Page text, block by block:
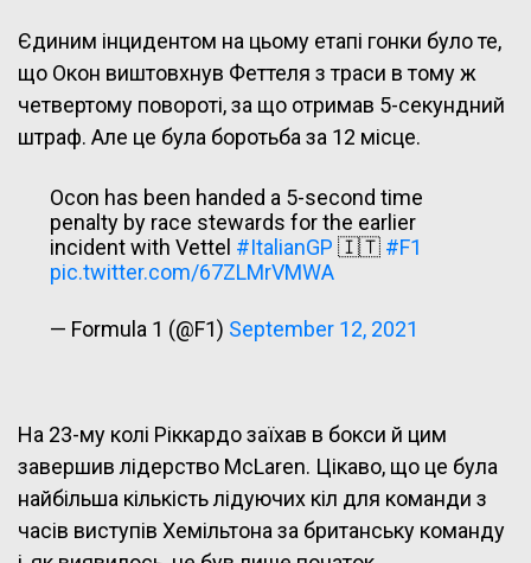
Єдиним інцидентом на цьому етапі гонки було те,
що Окон виштовхнув Феттеля з траси в тому ж
четвертому повороті, за що отримав 5-секундний
штраф. Але це була боротьба за 12 місце.
Ocon has been handed a 5-second time
penalty by race stewards for the earlier
incident with Vettel #ItalianGP 🇮🇹 #F1
pic.twitter.com/67ZLMrVMWA
— Formula 1 (@F1) September 12, 2021
На 23-му колі Ріккардо заїхав в бокси й цим
завершив лідерство McLaren. Цікаво, що це була
найбільша кількість лідуючих кіл для команди з
часів виступів Хемільтона за британську команду